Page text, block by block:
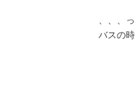
、、、
バスの